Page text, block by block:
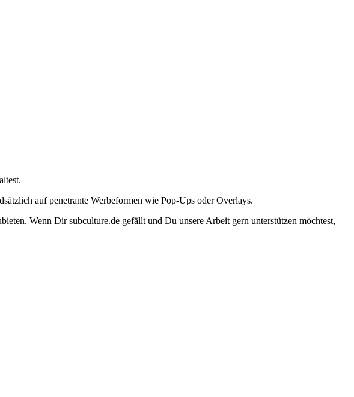
auf penetrante Werbeformen wie Pop-Ups oder Overlays.
Wenn Dir subculture.de gefällt und Du unsere Arbeit gern unterstützen möchtest,